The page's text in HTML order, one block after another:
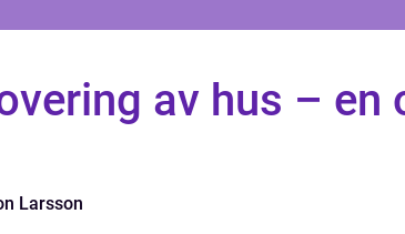
av hus – en
Larsson